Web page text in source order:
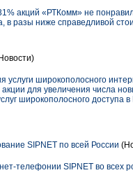
акций «РТКомм» не
в разы ниже справедливой
услуги широкополосного
для увеличения числа
широкополосного
SIPNET по всей России
телефонии SIPNET во всех